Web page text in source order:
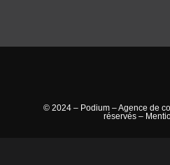
© 2024 – Podium – Agence de
réservés –